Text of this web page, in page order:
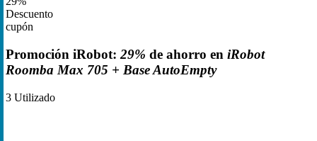
Descuento
cupón
Promoción iRobot: 29% de ahorro en iRobot
Roomba Max 705 + Base AutoEmpty
3 Utilizado